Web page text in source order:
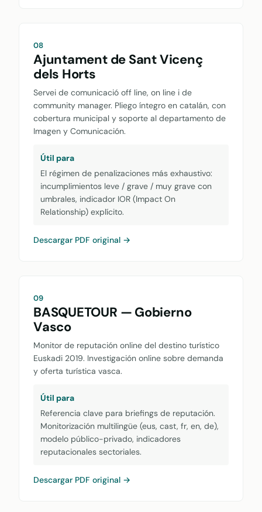
08
Ajuntament de Sant Vicenç
dels Horts
Servei de comunicació off line, on line i de
community manager. Pliego íntegro en catalán, con
cobertura municipal y soporte al departamento de
Imagen y Comunicación.
Útil para
El régimen de penalizaciones más exhaustivo:
incumplimientos leve / grave / muy grave con
umbrales, indicador IOR (Impact On
Relationship) explícito.
Descargar PDF original →
09
BASQUETOUR — Gobierno
Vasco
Monitor de reputación online del destino turístico
Euskadi 2019. Investigación online sobre demanda
y oferta turística vasca.
Útil para
Referencia clave para briefings de reputación.
Monitorización multilingüe (eus, cast, fr, en, de),
modelo público-privado, indicadores
reputacionales sectoriales.
Descargar PDF original →